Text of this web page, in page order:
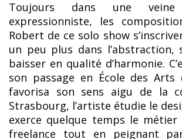
Toujours dans une
expressionniste, les
Robert de ce solo show
un peu plus dans l’abstraction,
baisser en qualité d’harmonie.
son passage en École des Arts
favorisa son sens aigu de la
Strasbourg, l’artiste étudie le
exerce quelque temps le métier
freelance tout en peignant